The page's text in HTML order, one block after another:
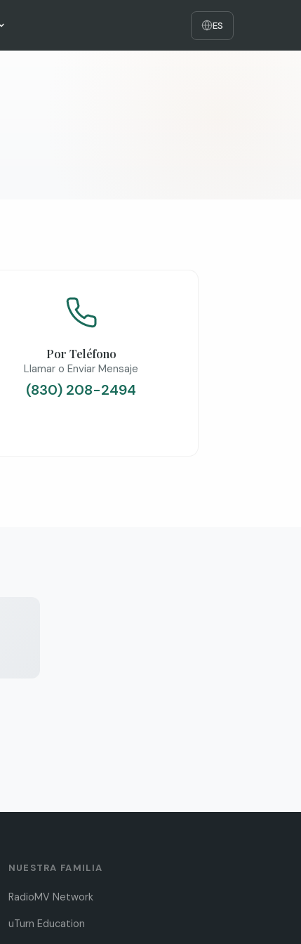
ES
Por Teléfono
Llamar o Enviar Mensaje
(830) 208-2494
NUESTRA FAMILIA
RadioMV Network
uTurn Education